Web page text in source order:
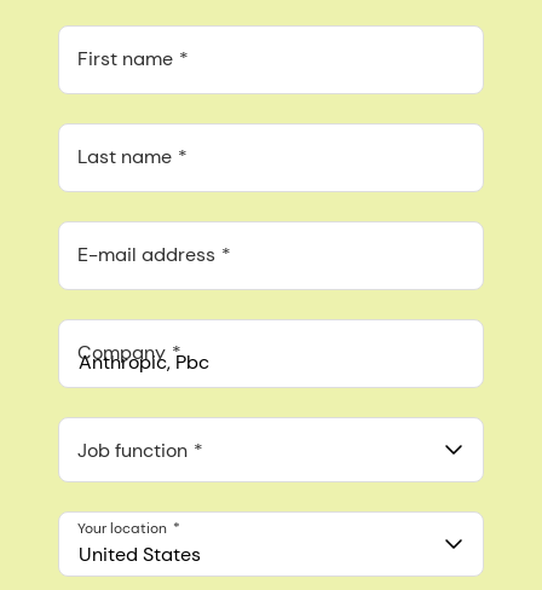
First name
Last name
E-mail address
Company
548 Market St Pmb 90375, San Francisco, California, US
Job function
United States
Your location